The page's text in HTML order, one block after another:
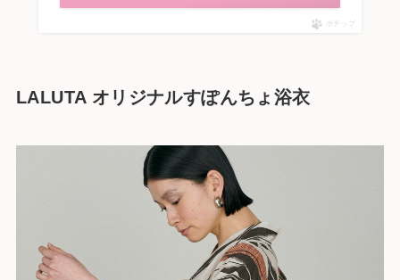
ポチップ
LALUTA オリジナルすぽんちょ浴衣